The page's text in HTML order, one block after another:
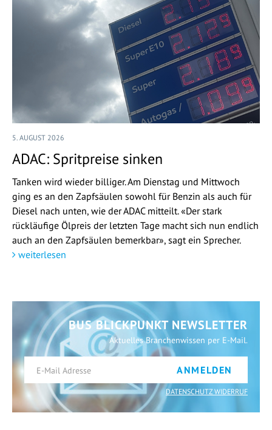
5. AUGUST 2026
ADAC: Spritpreise sinken
Tanken wird wieder billiger. Am Dienstag und Mittwoch
ging es an den Zapfsäulen sowohl für Benzin als auch für
Diesel nach unten, wie der ADAC mitteilt. «Der stark
rückläufige Ölpreis der letzten Tage macht sich nun endlich
auch an den Zapfsäulen bemerkbar», sagt ein Sprecher.
weiterlesen
BUS BLICKPUNKT NEWSLETTER
Aktuelles Branchenwissen per E-Mail.
ANMELDEN
DATENSCHUTZ WIDERRUF